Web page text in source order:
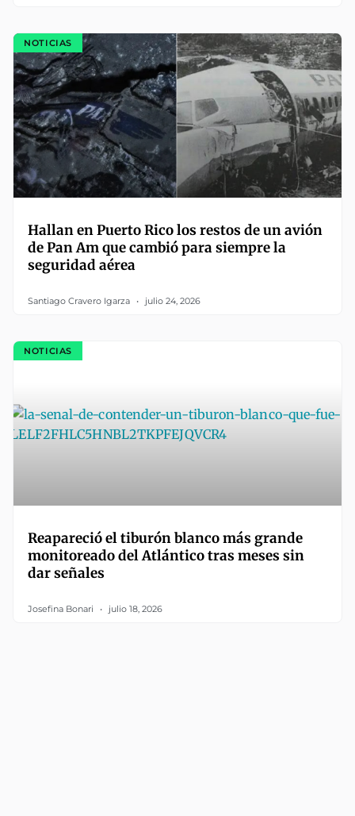
NOTICIAS
Hallan en Puerto Rico los restos de un avión
de Pan Am que cambió para siempre la
seguridad aérea
Santiago Cravero Igarza julio 24, 2026
NOTICIAS
Reapareció el tiburón blanco más grande
monitoreado del Atlántico tras meses sin
dar señales
Josefina Bonari julio 18, 2026